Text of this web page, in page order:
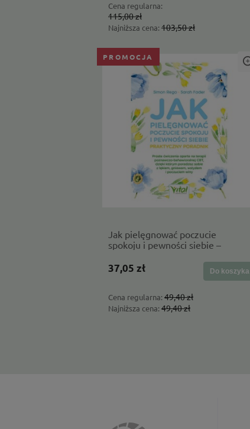
Cena regularna:
115,00 zł
Najniższa cena: 103,50 zł
Jak pielęgnować poczucie
spokoju i pewności siebie –
37,05 zł
Cena regularna: 49,40 zł
Najniższa cena: 49,40 zł
Do koszyka
PROMOCJA